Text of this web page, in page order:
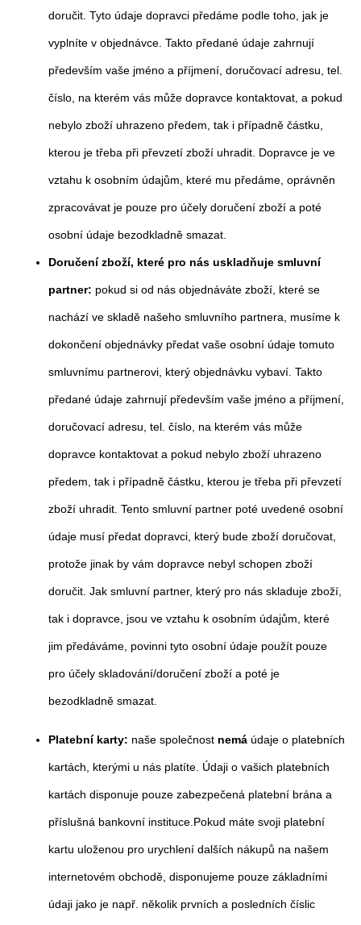
doručit. Tyto údaje dopravci předáme podle toho, jak je
vyplníte v objednávce. Takto předané údaje zahrnují
především vaše jméno a příjmení, doručovací adresu, tel.
číslo, na kterém vás může dopravce kontaktovat, a pokud
nebylo zboží uhrazeno předem, tak i případně částku,
kterou je třeba při převzetí zboží uhradit. Dopravce je ve
vztahu k osobním údajům, které mu předáme, oprávněn
zpracovávat je pouze pro účely doručení zboží a poté
osobní údaje bezodkladně smazat.
Doručení zboží, které pro nás uskladňuje smluvní
partner: pokud si od nás objednáváte zboží, které se
nachází ve skladě našeho smluvního partnera, musíme k
dokončení objednávky předat vaše osobní údaje tomuto
smluvnímu partnerovi, který objednávku vybaví. Takto
předané údaje zahrnují především vaše jméno a příjmení,
doručovací adresu, tel. číslo, na kterém vás může
dopravce kontaktovat a pokud nebylo zboží uhrazeno
předem, tak i případně částku, kterou je třeba při převzetí
zboží uhradit. Tento smluvní partner poté uvedené osobní
údaje musí předat dopravci, který bude zboží doručovat,
protože jinak by vám dopravce nebyl schopen zboží
doručit. Jak smluvní partner, který pro nás skladuje zboží,
tak i dopravce, jsou ve vztahu k osobním údajům, které
jim předáváme, povinni tyto osobní údaje použít pouze
pro účely skladování/doručení zboží a poté je
bezodkladně smazat.
Platební karty: naše společnost nemá údaje o platebních
kartách, kterými u nás platíte. Údaji o vašich platebních
kartách disponuje pouze zabezpečená platební brána a
příslušná bankovní instituce.Pokud máte svoji platební
kartu uloženou pro urychlení dalších nákupů na našem
internetovém obchodě, disponujeme pouze základními
údaji jako je např. několik prvních a posledních číslic